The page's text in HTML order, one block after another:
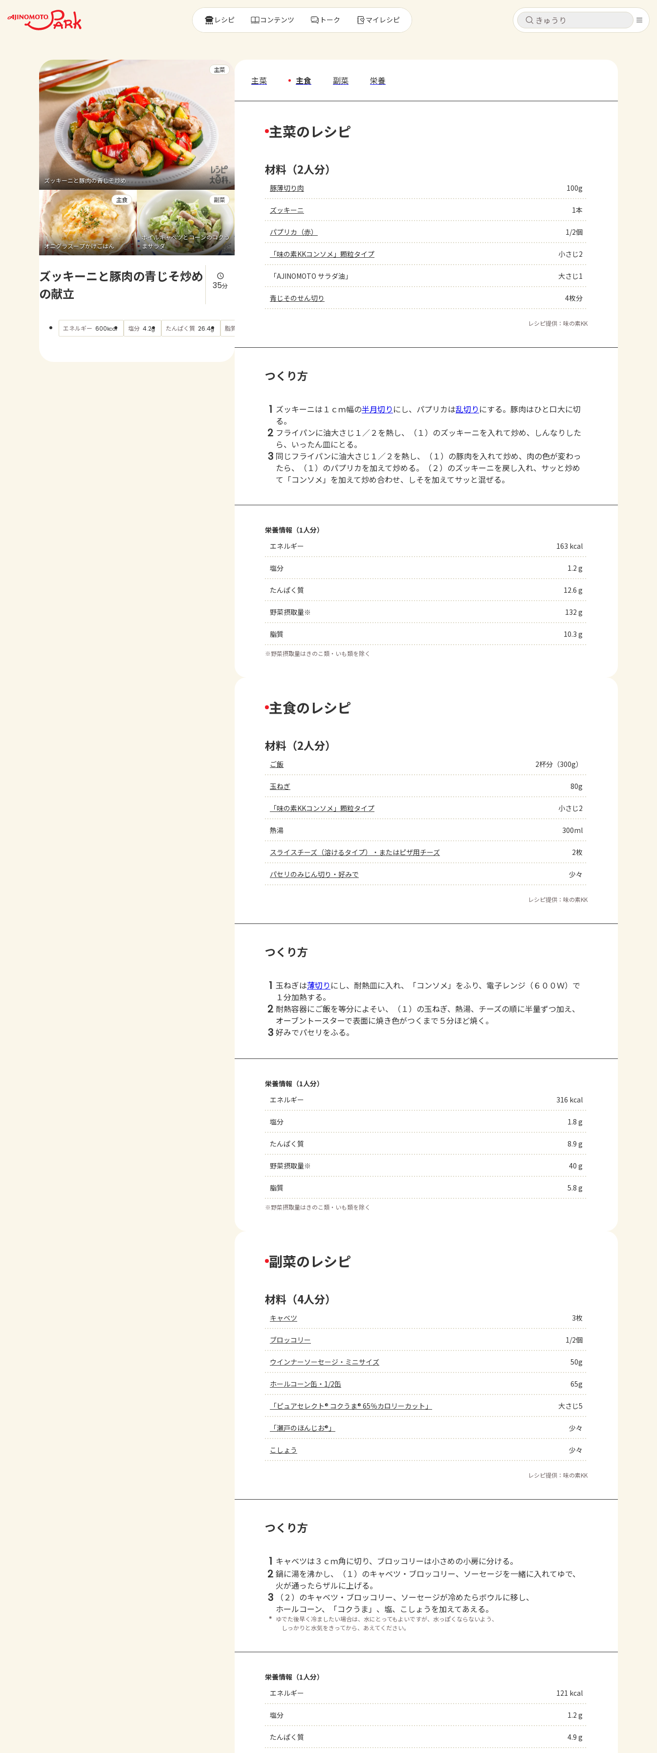
キャンセル
よくあるお問い合わせ
お買い物
キャンセル
レシピ コンテンツ トーク マイレシピ
ズッキーニと豚肉の青じそ炒め
主菜
オニグラスープかけごはん
主食
ボイルキャベツとコーンのコクう
まサラダ
副菜
ズッキーニと豚肉の青じそ炒め
の献立
35分
エネルギー 600kcal 塩分 4.2g たんぱく質 26.4g 脂質
主菜 主食 副菜 栄養
主菜のレシピ
材料（2人分）
豚薄切り肉 100g
ズッキーニ 1本
パプリカ（赤） 1/2個
「味の素KKコンソメ」顆粒タイプ 小さじ2
「AJINOMOTO サラダ油」 大さじ1
青じそのせん切り 4枚分
レシピ提供：味の素KK
つくり方
1 ズッキーニは１ｃｍ幅の半月切り にし、パプリカは乱切り にする。豚肉はひと口大に切
る。
2 フライパンに油大さじ１／２を熱し、（１）のズッキーニを入れて炒め、しんなりした
ら、いったん皿にとる。
3 同じフライパンに油大さじ１／２を熱し、（１）の豚肉を入れて炒め、肉の色が変わっ
たら、（１）のパプリカを加えて炒める。（２）のズッキーニを戻し入れ、サッと炒め
て「コンソメ」を加えて炒め合わせ、しそを加えてサッと混ぜる。
栄養情報（1人分）
エネルギー
163 kcal
塩分 1.2 g
たんぱく質 12.6 g
野菜摂取量※ 132 g
脂質 10.3 g
※野菜摂取量はきのこ類・いも類を除く
主食のレシピ
材料（2人分）
ご飯 2杯分（300g）
玉ねぎ 80g
「味の素KKコンソメ」顆粒タイプ 小さじ2
熱湯 300ml
スライスチーズ（溶けるタイプ）・またはピザ用チーズ 2枚
パセリのみじん切り・好みで 少々
レシピ提供：味の素KK
つくり方
1 玉ねぎは薄切り にし、耐熱皿に入れ、「コンソメ」をふり、電子レンジ（６００Ｗ）で
１分加熱する。
2 耐熱容器にご飯を等分によそい、（１）の玉ねぎ、熱湯、チーズの順に半量ずつ加え、
オーブントースターで表面に焼き色がつくまで５分ほど焼く。
3 好みでパセリをふる。
栄養情報（1人分）
エネルギー
316 kcal
塩分 1.8 g
たんぱく質 8.9 g
野菜摂取量※ 40 g
脂質 5.8 g
※野菜摂取量はきのこ類・いも類を除く
副菜のレシピ
材料（4人分）
キャベツ 3枚
ブロッコリー 1/2個
ウインナーソーセージ・ミニサイズ 50g
ホールコーン缶・1/2缶 65g
「ピュアセレクト® コクうま® 65％カロリーカット」 大さじ5
「瀬戸のほんじお®」 少々
こしょう 少々
レシピ提供：味の素KK
つくり方
1 キャベツは３ｃｍ角に切り、ブロッコリーは小さめの小房に分ける。
2 鍋に湯を沸かし、（１）のキャベツ・ブロッコリー、ソーセージを一緒に入れてゆで、
火が通ったらザルに上げる。
3
（２）のキャベツ・ブロッコリー、ソーセージが冷めたらボウルに移し、
ホールコーン、「コクうま」、塩、こしょうを加えてあえる。
＊ ゆでた後早く冷ましたい場合は、水にとってもよいですが、水っぽくならないよう、
しっかりと水気をきってから、あえてください。
栄養情報（1人分）
エネルギー
121 kcal
塩分 1.2 g
たんぱく質 4.9 g